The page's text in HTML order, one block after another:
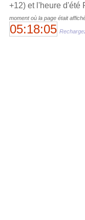
+12) et l'heure d'été
moment où la page était
05:18:05